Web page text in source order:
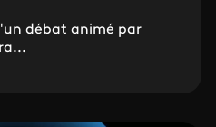
débat animé par